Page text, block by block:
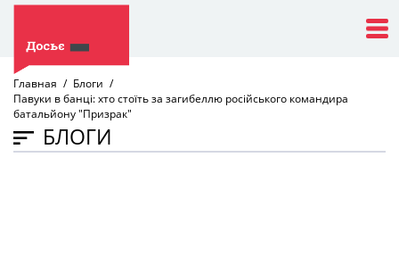
Главная
Блоги
Павуки в банці: хто стоїть за загибеллю російського командира
батальйону "Призрак"
БЛОГИ